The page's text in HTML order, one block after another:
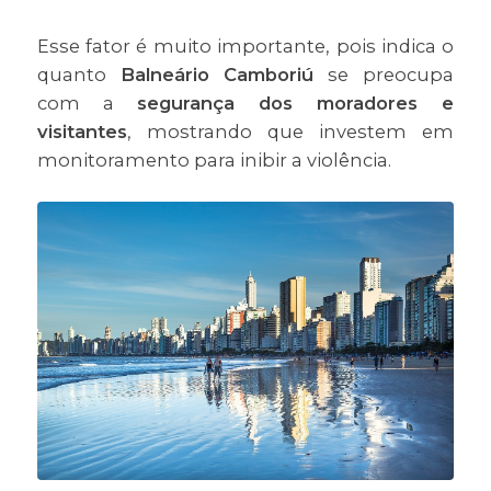
Esse fator é muito importante, pois indica o
quanto
Balneário Camboriú se preocupa
com a segurança dos moradores e
visitantes, mostrando que investem em
monitoramento para inibir a violência.